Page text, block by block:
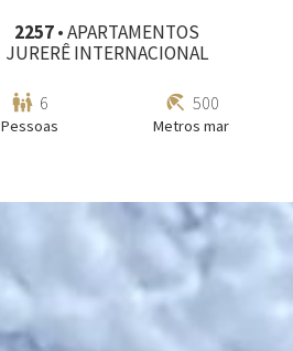
2257• APARTAMENTOS
JURERÊ INTERNACIONAL
family_restroom 6
Pessoas
beach_access 500
Metros mar